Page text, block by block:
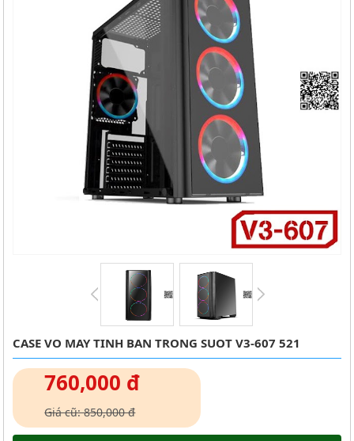
CASE VO MAY TINH BAN TRONG SUOT V3-607 521
760,000 đ
Giá cũ: 850,000 đ